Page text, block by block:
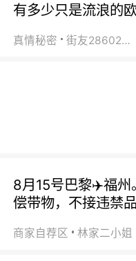
有多少只是流浪的
真情秘密 街友28602925
8月15号巴黎✈️福
偿带物，不接违禁
商家自荐区 林家二小姐